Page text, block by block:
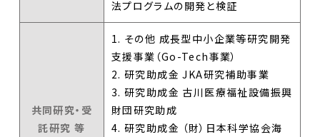
法プログラムの開発と検証
共同研究・受
託研究 等
1. その他 成長型中小企業等研究開発
支援事業（Go-Tech事業）
2. 研究助成金 JKA研究補助事業
3. 研究助成金 古川医療福祉設備振興
財団研究助成
4. 研究助成金 （財）日本科学協会海